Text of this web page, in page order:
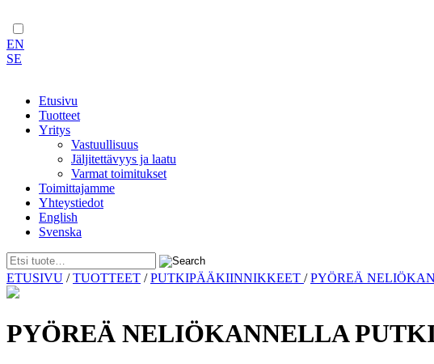
EN
SE
Etusivu
Tuotteet
Yritys
Vastuullisuus
Jäljitettävyys ja laatu
Varmat toimitukset
Toimittajamme
Yhteystiedot
English
Svenska
Skip
to
ETUSIVU /TUOTTEET /PUTKIPÄÄKIINNIKKEET /PYÖREÄ
PYÖREÄ NELIÖKANNELLA